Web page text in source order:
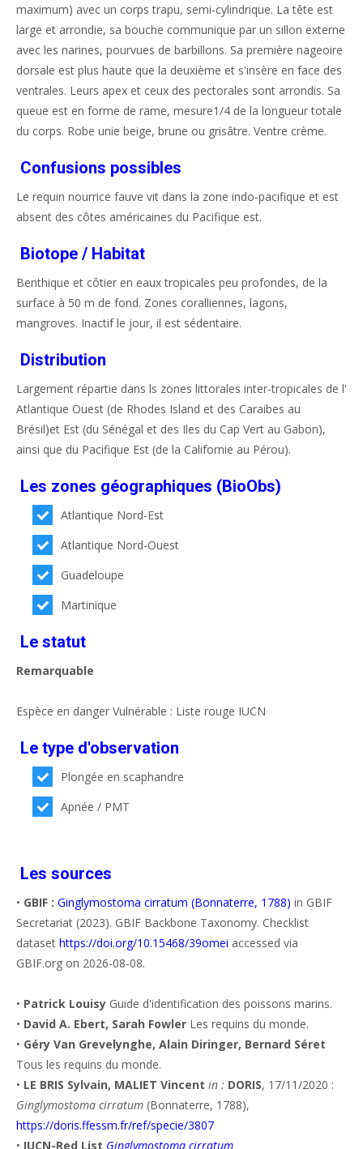
maximum) avec un corps trapu, semi-cylindrique. La tête est
large et arrondie, sa bouche communique par un sillon externe
avec les narines, pourvues de barbillons. Sa première nageoire
dorsale est plus haute que la deuxième et s'insère en face des
ventrales. Leurs apex et ceux des pectorales sont arrondis. Sa
queue est en forme de rame, mesure1/4 de la longueur totale
du corps. Robe unie beige, brune ou grisâtre. Ventre crème.
Confusions possibles
Le requin nourrice fauve vit dans la zone indo-pacifique et est
absent des côtes américaines du Pacifique est.
Biotope / Habitat
Benthique et côtier en eaux tropicales peu profondes, de la
surface à 50 m de fond. Zones coralliennes, lagons,
mangroves. Inactif le jour, il est sédentaire.
Distribution
Largement répartie dans ls zones littorales inter-tropicales de l'
Atlantique Ouest (de Rhodes Island et des Caraibes au
Brésil)et Est (du Sénégal et des Iles du Cap Vert au Gabon),
ainsi que du Pacifique Est (de la Californie au Pérou).
Les zones géographiques (BioObs)
Atlantique Nord-Est
Atlantique Nord-Ouest
Guadeloupe
Martinique
Le statut
Remarquable
Espèce en danger Vulnérable : Liste rouge IUCN
Le type d'observation
Plongée en scaphandre
Apnée / PMT
Les sources
• GBIF : Ginglymostoma cirratum (Bonnaterre, 1788) in GBIF
Secretariat (2023). GBIF Backbone Taxonomy. Checklist
dataset https://doi.org/10.15468/39omei accessed via
GBIF.org on 2026-08-08.
• Patrick Louisy Guide d'identification des poissons marins.
• David A. Ebert, Sarah Fowler Les requins du monde.
• Géry Van Grevelynghe, Alain Diringer, Bernard Séret
Tous les requins du monde.
• LE BRIS Sylvain, MALIET Vincent in : DORIS, 17/11/2020 :
Ginglymostoma cirratum (Bonnaterre, 1788),
https://doris.ffessm.fr/ref/specie/3807
• IUCN-Red List Ginglymostoma cirratum